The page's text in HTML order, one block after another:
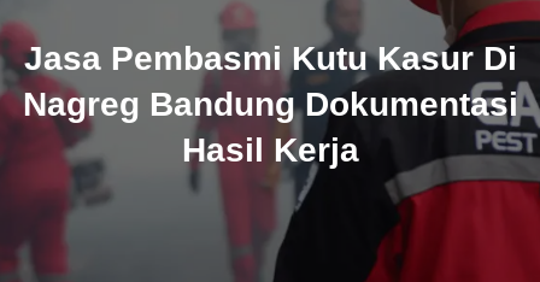
Jasa Pembasmi Kutu Kasur Di
Nagreg Bandung Dokumentasi
Hasil Kerja